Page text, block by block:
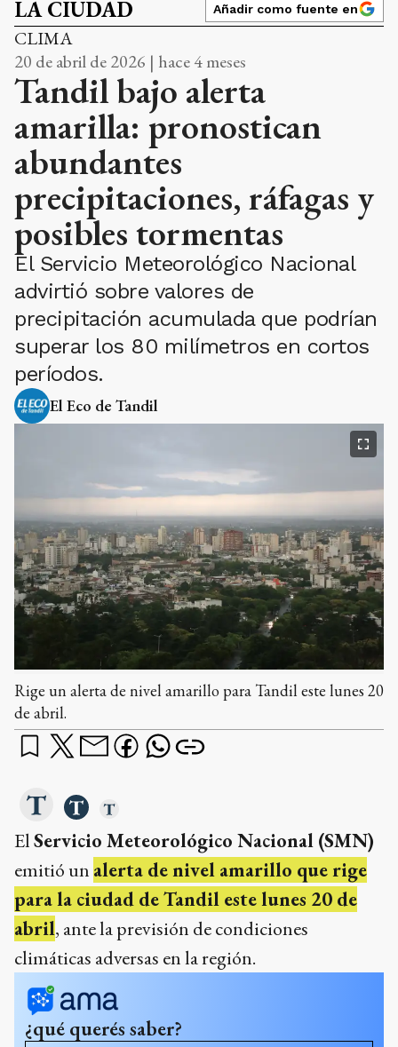
LA CIUDAD Añadir como fuente en
CLIMA
20 de abril de 2026 | hace 4 meses
Tandil bajo alerta
amarilla: pronostican
abundantes
precipitaciones, ráfagas y
posibles tormentas
El Servicio Meteorológico Nacional
advirtió sobre valores de
precipitación acumulada que podrían
superar los 80 milímetros en cortos
períodos.
El Eco de Tandil
Rige un alerta de nivel amarillo para Tandil este lunes 20
de abril.
ElServicio Meteorológico Nacional (SMN)
emitió un alerta de nivel amarillo que rige
para la ciudad de Tandil este lunes 20 de
abril, ante la previsión de condiciones
climáticas adversas en la región.
¿qué querés saber?